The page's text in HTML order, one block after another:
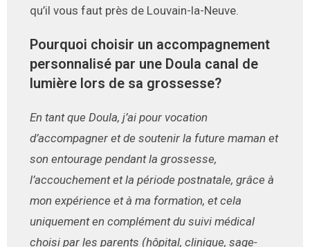
qu’il vous faut près de Louvain-la-Neuve.
Pourquoi choisir un accompagnement
personnalisé par une Doula canal de
lumière lors de sa grossesse?
En tant que Doula, j’ai pour vocation
d’accompagner et de soutenir la future maman et
son entourage pendant la grossesse,
l’accouchement et la période postnatale, grâce à
mon expérience et à ma formation, et cela
uniquement en complément du suivi médical
choisi par les parents (hôpital, clinique, sage-